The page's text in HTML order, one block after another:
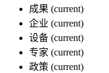
成果 (current)
企业 (current)
设备 (current)
专家 (current)
政策 (current)